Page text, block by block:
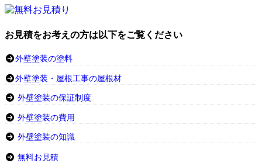
お見積をお考えの方は以下をご覧ください
外壁塗装の塗料
外壁塗装・屋根工事の屋根材
外壁塗装の保証制度
外壁塗装の費用
外壁塗装の知識
無料お見積